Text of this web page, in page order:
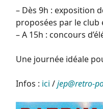
– Dès 9h : exposition
proposées par le club
– A 15h : concours
Une journée idéale
Infos : ici /jep@retro-